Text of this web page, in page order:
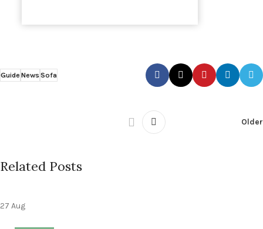
Guide NewsSofa
Older
Related Posts
27 Aug